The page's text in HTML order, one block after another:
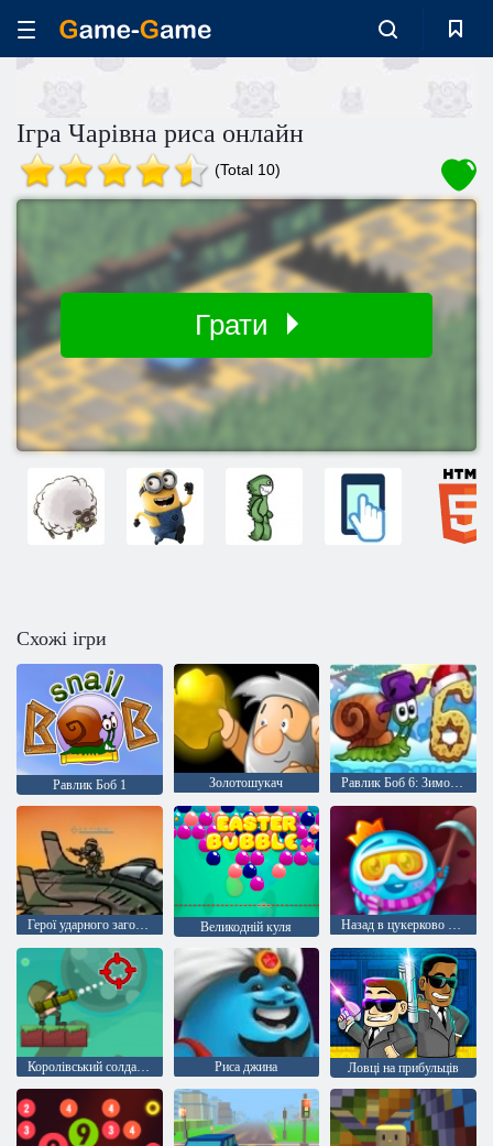
Ігра Чарівна риса онлайн
(Total 10)
Грати
Схожі ігри
Равлик Боб 1 Золотошукач Равлик Боб 6: Зимова казка
Герої ударного загону 1 Великодній куля Назад в цукерково країну 5: Шоколадна гора
Королівський солдатів Риса джина Ловці на прибульців